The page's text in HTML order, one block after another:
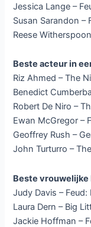
Jessica Lange –
Susan Sarandon –
Reese
Beste acteur in
Riz Ahmed – The
Benedict
Robert De Niro –
Ewan McGregor –
Geoffrey Rush –
John Turturro –
Beste
Judy Davis –
Laura Dern – Big
Jackie Hoffman –